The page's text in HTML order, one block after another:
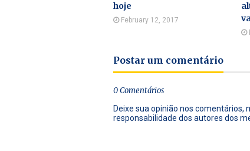
hoje
February 12, 2017
Postar um comentário
0 Comentários
Deixe sua opinião nos comentários,
responsabilidade dos autores dos